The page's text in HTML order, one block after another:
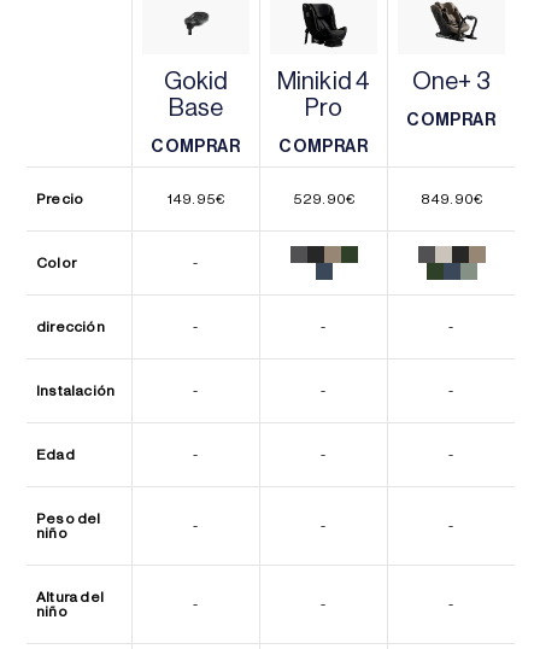
Gokid
Base
COMPRAR
COMPRAR
Minikid 4
Pro
COMPRAR
COMPRAR
One+ 3
COMPRAR
Precio 149.95€ 529.90€ 849.90€
Color -
dirección - - -
Instalación - - -
Edad - - -
Peso del
niño
- - -
Altura del
niño
- - -